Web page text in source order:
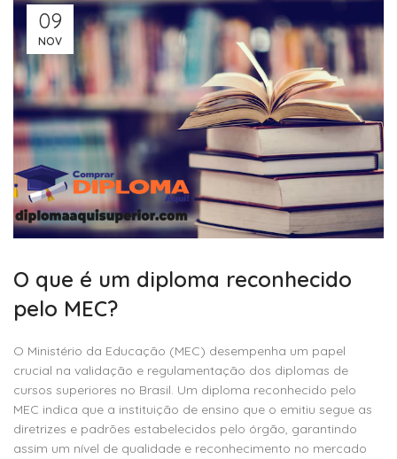
09
NOV
O que é um diploma reconhecido
pelo MEC?
O Ministério da Educação (MEC) desempenha um papel
crucial na validação e regulamentação dos diplomas de
cursos superiores no Brasil. Um diploma reconhecido pelo
MEC indica que a instituição de ensino que o emitiu segue as
diretrizes e padrões estabelecidos pelo órgão, garantindo
assim um nível de qualidade e reconhecimento no mercado